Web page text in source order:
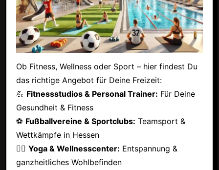
Ob Fitness, Wellness oder Sport – hier findest Du
das richtige Angebot für Deine Freizeit:
💪 Fitnessstudios & Personal Trainer: Für Deine
Gesundheit & Fitness
⚽ Fußballvereine & Sportclubs: Teamsport &
Wettkämpfe in Hessen
🧘‍♂️ Yoga & Wellnesscenter: Entspannung &
ganzheitliches Wohlbefinden